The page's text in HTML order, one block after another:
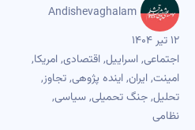
Andishevaghalam
۱۲ تیر ۱۴۰۴
اجتماعی,اسراییل,اقتصادی,امریکا,
امینت,ایران,اینده پژوهی,تجاوز,
تحلیل,جنگ تحمیلی,سیاسی,
نظامی